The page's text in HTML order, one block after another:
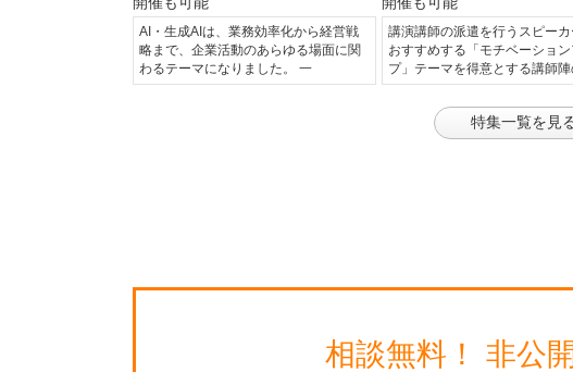
AI・生成AIは、業務効率化から経営戦
略まで、企業活動のあらゆる場面に関
わるテーマになりました。 一
講演講師の派遣を行うスピー
おすすめする「モチベーション
プ」テーマを得意とする講師
特集一覧を見
相談無料！ 非公